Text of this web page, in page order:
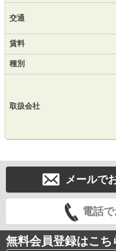
交通
賃料
種別
取扱会社
メールで
電話
無料会員登録はこち